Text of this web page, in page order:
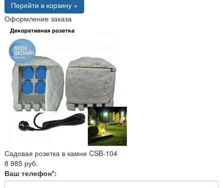
Перейти в корзину »
Оформление заказа
Садовая розетка в камне CSB-104
8 985 руб.
Ваш телефон*: